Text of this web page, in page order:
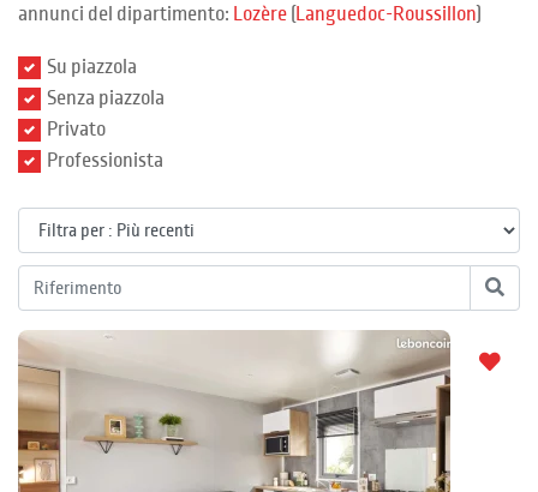
annunci del dipartimento: Lozère (Languedoc-Roussillon)
Su piazzola
Senza piazzola
Privato
Professionista